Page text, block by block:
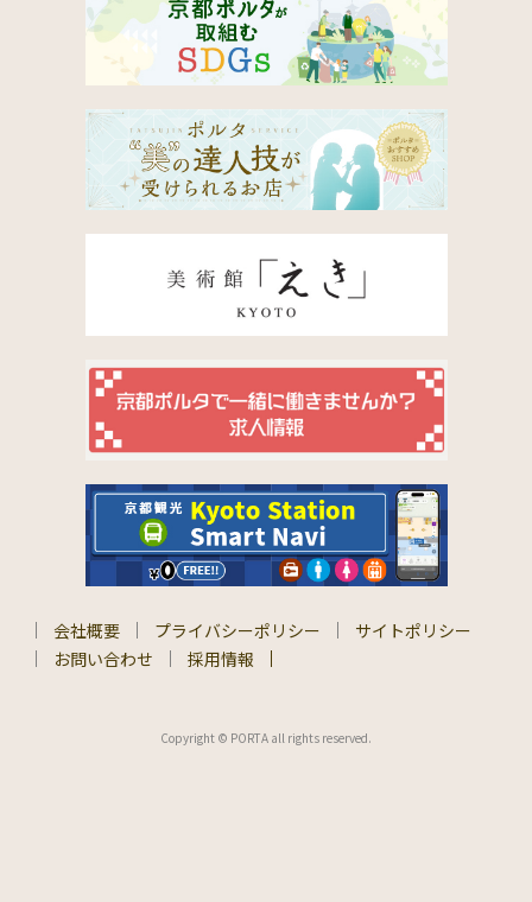
会社概要 プライバシーポリシー
サイトポリシー
お問い合わせ
採用情報
Copyright © PORTA all rights reserved.